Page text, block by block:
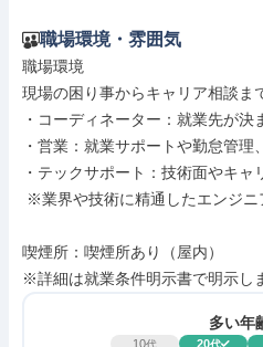
職場環境・雰囲気
職場環境
現場の困り事からキャリア相談ま
・コーディネーター：就業先が決
・営業：就業サポートや勤怠管理
・テックサポート：技術面やキャ
喫煙所：喫煙所あり（屋内）
※詳細は就業条件明示書で明示し
多い年
10代 20代